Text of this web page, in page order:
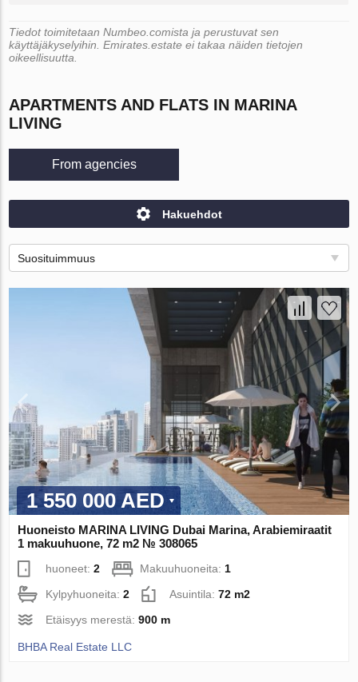
Tiedot toimitetaan Numbeo.comista ja perustuvat sen
käyttäjäkyselyihin. Emirates.estate ei takaa näiden tietojen
oikeellisuutta.
APARTMENTS AND FLATS IN MARINA
LIVING
From agencies
Hakuehdot
Suosituimmuus
1 550 000 AED
Huoneisto MARINA LIVING Dubai Marina, Arabiemiraatit
1 makuuhuone, 72 m2 № 308065
huoneet:2 Makuuhuoneita: 1
Kylpyhuoneita:2 Asuintila:72 m2
Etäisyys merestä:900 m
BHBA Real Estate LLC